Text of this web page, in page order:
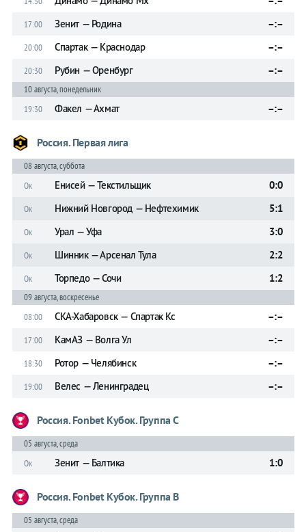
17:00 Зенит — Родина –:–
20:00 Спартак — Краснодар –:–
20:30 Рубин — Оренбург –:–
10 августа, понедельник
19:30
Факел — Ахмат –:–
Россия. Первая лига
08 августа, суббота
Ок
Енисей — Текстильщик 0:0
Ок Нижний Новгород — Нефтехимик 5:1
Ок Урал — Уфа 3:0
Ок Шинник — Арсенал Тула 2:2
Ок Торпедо — Сочи 1:2
09 августа, воскресенье
08:00
СКА-Хабаровск — Спартак Кс –:–
17:00 КамАЗ — Волга Ул –:–
18:30 Ротор — Челябинск –:–
19:00 Велес — Ленинградец –:–
Россия. Fonbet Кубок. Группа C
05 августа, среда
Ок
Зенит — Балтика 1:0
Россия. Fonbet Кубок. Группа B
05 августа, среда